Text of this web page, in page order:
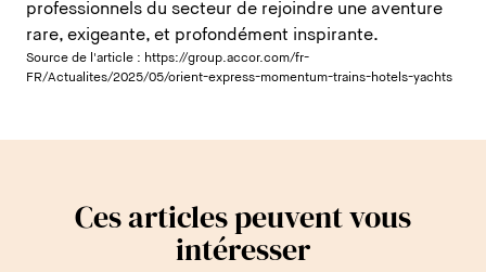
professionnels du secteur de rejoindre une aventure
rare, exigeante, et profondément inspirante.
Source de l'article : https://group.accor.com/fr-
FR/Actualites/2025/05/orient-express-momentum-trains-hotels-yachts
Ces articles peuvent vous
intéresser